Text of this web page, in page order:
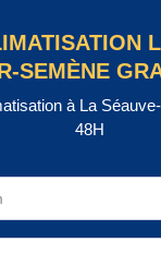
SEMÈNE
à La
48H